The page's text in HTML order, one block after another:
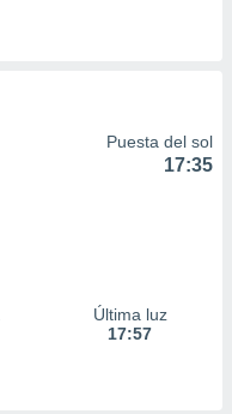
Puesta del sol
17:35
Última luz
17:57